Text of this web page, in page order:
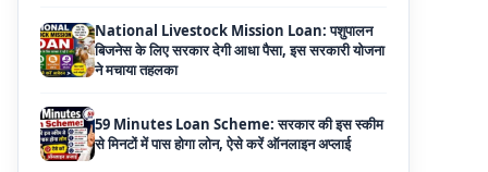
59 Minutes Loan Scheme: सरकार की इस स्कीम
MSME Loan Apply Online: इस प्रकार बिजनेस के